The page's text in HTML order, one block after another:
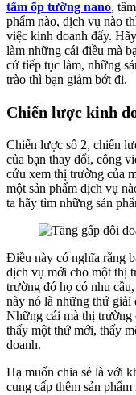
tấm ốp tường nano,
phẩm nào, dịch vụ nào
việc kinh doanh đấy.
làm những cái điều mà
cứ tiếp tục làm, những
trào thì bạn giảm bớt đi.
Chiến lược kinh
Chiến lược số 2, chiến
của bạn thay đổi, công
cứu xem thị trường của
một sản phẩm dịch vụ
ta hãy tìm những sản
Điều này có nghĩa rằng
dịch vụ mới cho một thị
trường đó họ có nhu
này nó là những thứ giải
Những cái mà thị trường
thấy một thứ mới, thấy
doanh.
Hạ muốn chia sẻ là với
cung cấp thêm sản